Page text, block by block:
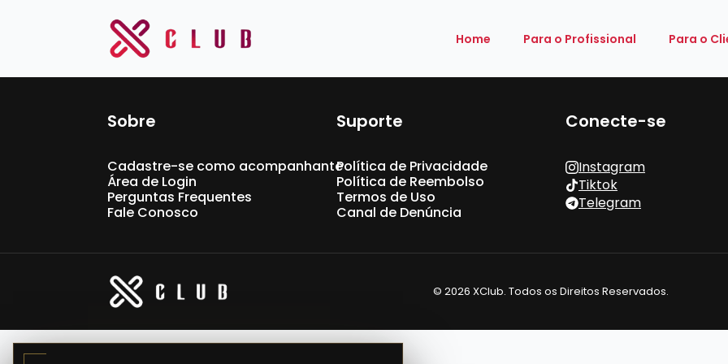
Home Para o Profissional Para o
Sobre
Cadastre-se como acompanhante
Área de Login
Perguntas Frequentes
Fale Conosco
Suporte
Política de Privacidade
Política de Reembolso
Termos de Uso
Canal de Denúncia
Conecte-se
Instagram
Tiktok
Telegram
© 2026 XClub. Todos os Direitos Reservados.